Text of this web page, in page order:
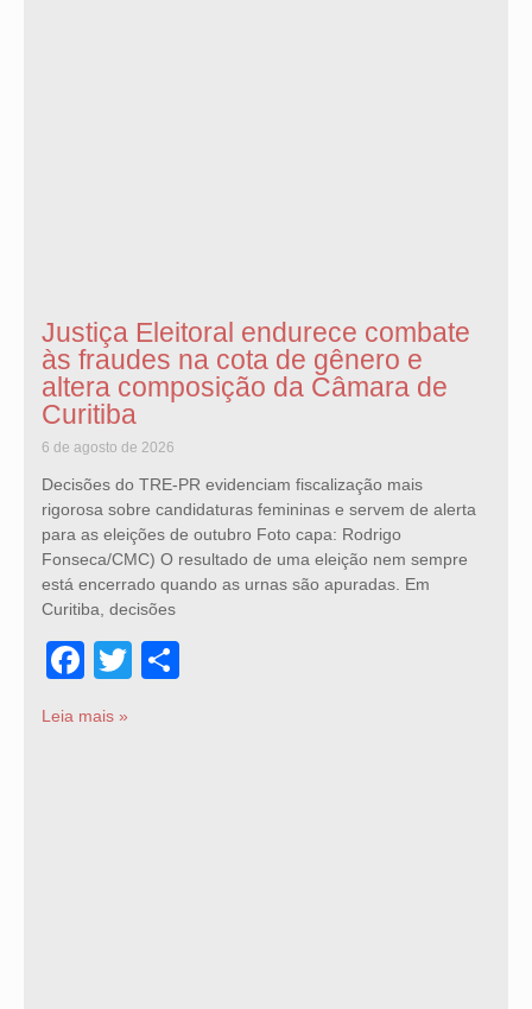
Justiça Eleitoral endurece combate
às fraudes na cota de gênero e
altera composição da Câmara de
Curitiba
6 de agosto de 2026
Decisões do TRE-PR evidenciam fiscalização mais
rigorosa sobre candidaturas femininas e servem de alerta
para as eleições de outubro Foto capa: Rodrigo
Fonseca/CMC) O resultado de uma eleição nem sempre
está encerrado quando as urnas são apuradas. Em
Curitiba, decisões
Facebook
Twitter
Leia mais »